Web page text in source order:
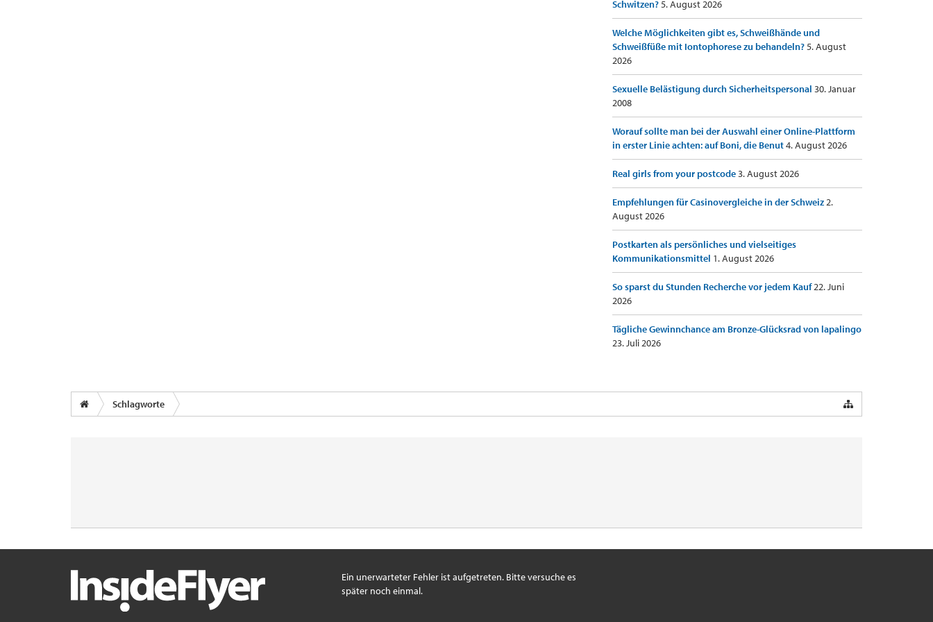
Schwitzen?5. August 2026
Welche Möglichkeiten gibt es, Schweißhände und
Schweißfüße mit Iontophorese zu behandeln?5. August
2026
Sexuelle Belästigung durch Sicherheitspersonal 30. Januar
2008
Worauf sollte man bei der Auswahl einer Online-Plattform
in erster Linie achten: auf Boni, die Benut4. August 2026
Real girls from your postcode3. August 2026
Empfehlungen für Casinovergleiche in der Schweiz2.
August 2026
Postkarten als persönliches und vielseitiges
Kommunikationsmittel 1. August 2026
So sparst du Stunden Recherche vor jedem Kauf22. Juni
2026
Tägliche Gewinnchance am Bronze-Glücksrad von lapalingo
23. Juli 2026
Schlagworte
Ein unerwarteter Fehler ist aufgetreten. Bitte versuche es
später noch einmal.